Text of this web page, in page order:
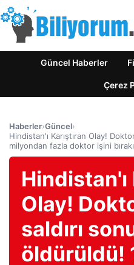
Güncel Haberler
Çerez
Haberler›Güncel›
Hindistan'ı Karıştıran Olay!
milyondan fazla doktor işini
Hindistan'ı
Olay!
saldırı
öldürüldü!